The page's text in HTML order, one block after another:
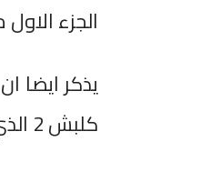
الجزء
يذكر ايضا
كلبش 2 الذي قدم فيه شخصية “عاكف” واشاد بها الجمهور والنقاد وقتها .